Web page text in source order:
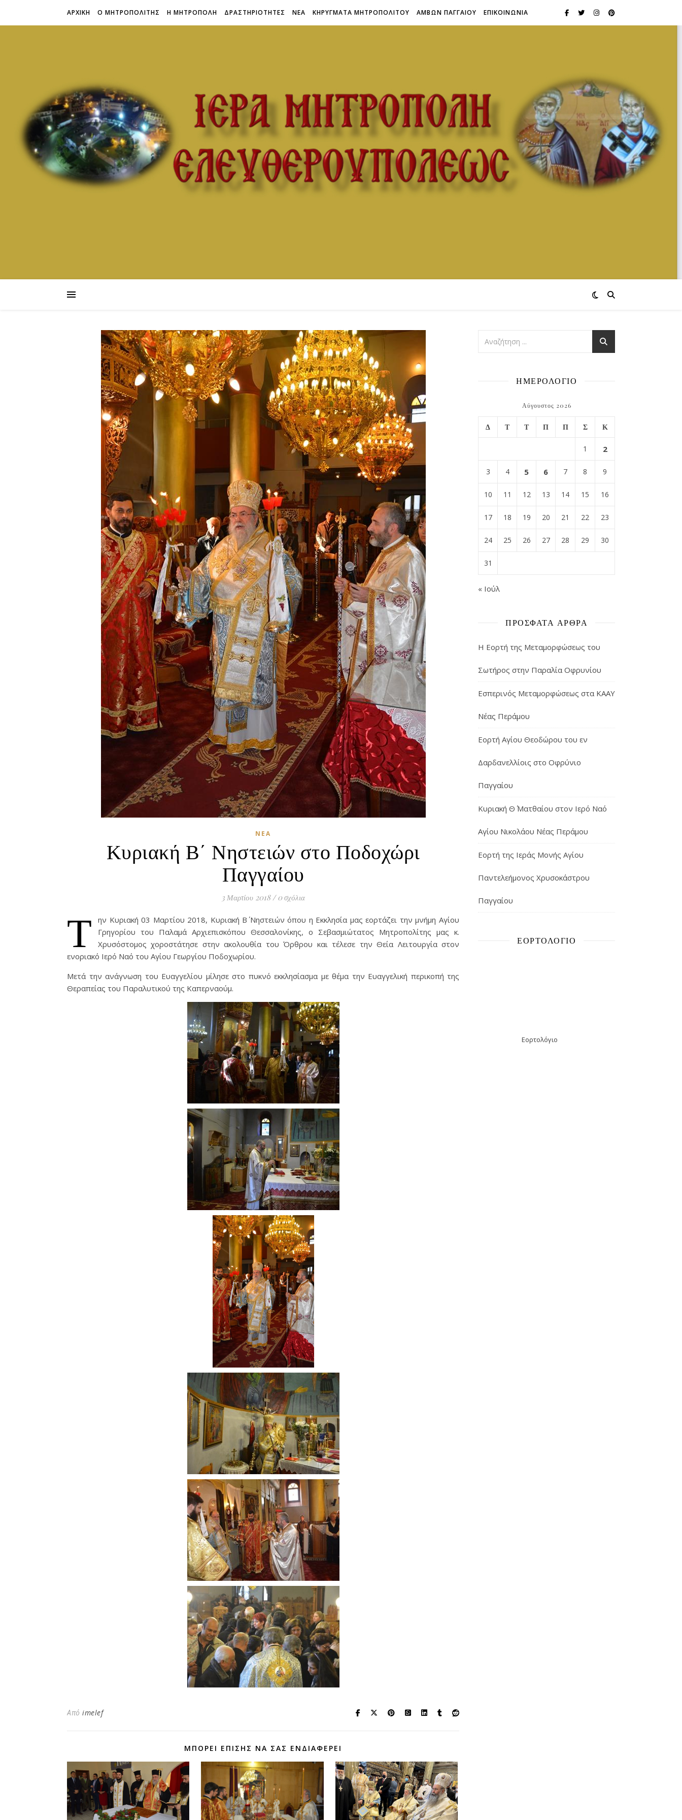
ΑΡΧΙΚΗ Ο ΜΗΤΡΟΠΟΛΙΤΗΣ Η ΜΗΤΡΟΠΟΛΗ ΔΡΑΣΤΗΡΙΟΤΗΤΕΣ ΝΕΑ ΚΗΡΥΓΜΑΤΑ ΜΗΤΡΟΠΟΛΙΤΟΥ ΑΜΒΩΝ ΠΑΓΓΑΙΟΥ ΕΠΙΚΟΙΝΩΝΙΑ
ΝΈΑ
Κυριακή Β΄ Νηστειών στο Ποδοχώρι
Παγγαίου
3 Μαρτίου 2018 / 0 σχόλια
Τ
ην Κυριακή 03 Μαρτίου 2018, Κυριακή Β΄ Νηστειών όπου η Εκκλησία μας εορτάζει την μνήμη Αγίου
Γρηγορίου του Παλαμά Αρχιεπισκόπου Θεσσαλονίκης, ο Σεβασμιώτατος Μητροπολίτης μας κ.
Χρυσόστομος χοροστάτησε στην ακολουθία του Όρθρου και τέλεσε την Θεία Λειτουργία στον
ενοριακό Ιερό Ναό του Αγίου Γεωργίου Ποδοχωρίου.
Μετά την ανάγνωση του Ευαγγελίου μίλησε στο πυκνό εκκλησίασμα με θέμα την Ευαγγελική περικοπή της
Θεραπείας του Παραλυτικού της Καπερναούμ.
Από imelef
ΜΠΟΡΕΊ ΕΠΊΣΗΣ ΝΑ ΣΑΣ ΕΝΔΙΑΦΈΡΕΙ
ΗΜΕΡΟΛΟΓΙΟ
Αύγουστος 2026
Δ Τ Τ Π Π Σ Κ
1 2
3 4 5 6 7 8 9
10 11 12 13 14 15 16
17 18 19 20 21 22 23
24 25 26 27 28 29 30
31
« Ιούλ
ΠΡΌΣΦΑΤΑ ΆΡΘΡΑ
Η Εορτή της Μεταμορφώσεως του
Σωτήρος στην Παραλία Οφρυνίου
Εσπερινός Μεταμορφώσεως στα ΚΑΑΥ
Νέας Περάμου
Εορτή Αγίου Θεοδώρου του εν
Δαρδανελλίοις στο Οφρύνιο
Παγγαίου
Κυριακή Θ΄ Ματθαίου στον Ιερό Ναό
Αγίου Νικολάου Νέας Περάμου
Εορτή της Ιεράς Μονής Αγίου
Παντελεήμονος Χρυσοκάστρου
Παγγαίου
ΕΟΡΤΟΛΌΓΙΟ
Εορτολόγιο